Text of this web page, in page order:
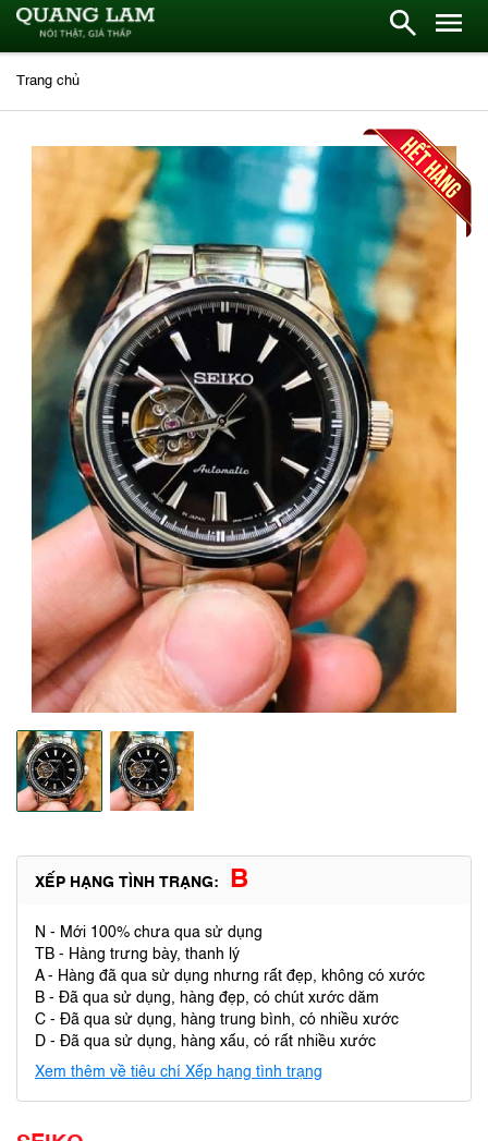
Trang chủ
XẾP HẠNG TÌNH TRẠNG: B
N - Mới 100% chưa qua sử dụng
TB - Hàng trưng bày, thanh lý
A - Hàng đã qua sử dụng nhưng rất đẹp, không có xước
B - Đã qua sử dụng, hàng đẹp, có chút xước dăm
C - Đã qua sử dụng, hàng trung bình, có nhiều xước
D - Đã qua sử dụng, hàng xấu, có rất nhiều xước
Xem thêm về tiêu chí Xếp hạng tình trạng